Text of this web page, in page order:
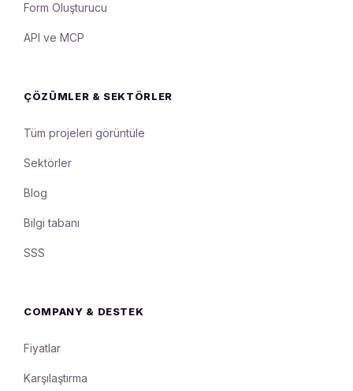
Form Oluşturucu
API ve MCP
ÇÖZÜMLER & SEKTÖRLER
Tüm projeleri görüntüle
Sektörler
Blog
Bilgi tabanı
SSS
COMPANY & DESTEK
Fiyatlar
Karşılaştırma